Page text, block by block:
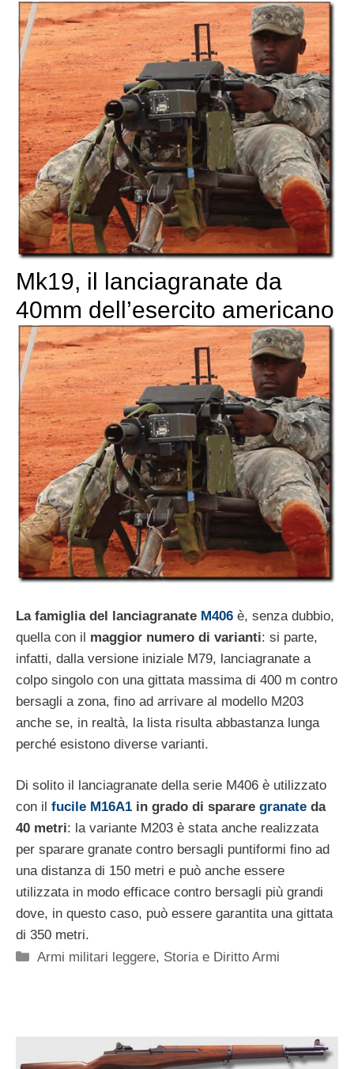
Mk19, il lanciagranate da
40mm dell’esercito americano
La famiglia del lanciagranate M406 è, senza dubbio,
quella con il maggior numero di varianti: si parte,
infatti, dalla versione iniziale M79, lanciagranate a
colpo singolo con una gittata massima di 400 m contro
bersagli a zona, fino ad arrivare al modello M203
anche se, in realtà, la lista risulta abbastanza lunga
perché esistono diverse varianti.
Di solito il lanciagranate della serie M406 è utilizzato
con il fucile M16A1 in grado di sparare granate da
40 metri: la variante M203 è stata anche realizzata
per sparare granate contro bersagli puntiformi fino ad
una distanza di 150 metri e può anche essere
utilizzata in modo efficace contro bersagli più grandi
dove, in questo caso, può essere garantita una gittata
di 350 metri.
Categorie
Armi militari leggere, Storia e Diritto Armi